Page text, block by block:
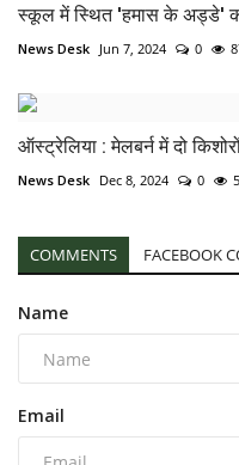
स्कूल में स्थित 'हमास के अड्डे' को
News Desk Jun 7, 2024 0
ऑस्ट्रेलिया : मेलबर्न में दो
News Desk Dec 8, 2024 0
COMMENTS FACEBOOK
Name
Email